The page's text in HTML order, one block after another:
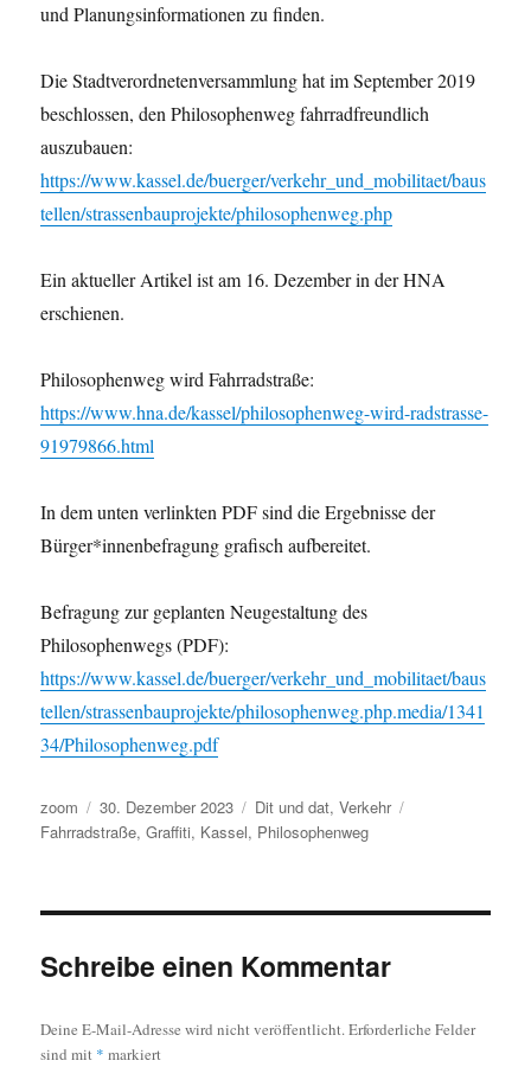
und Planungsinformationen zu finden.
Die Stadtverordnetenversammlung hat im September 2019
beschlossen, den Philosophenweg fahrradfreundlich
auszubauen:
https://www.kassel.de/buerger/verkehr_und_mobilitaet/baus
tellen/strassenbauprojekte/philosophenweg.php
Ein aktueller Artikel ist am 16. Dezember in der HNA
erschienen.
Philosophenweg wird Fahrradstraße:
https://www.hna.de/kassel/philosophenweg-wird-radstrasse-
91979866.html
In dem unten verlinkten PDF sind die Ergebnisse der
Bürger*innenbefragung grafisch aufbereitet.
Befragung zur geplanten Neugestaltung des
Philosophenwegs (PDF):
https://www.kassel.de/buerger/verkehr_und_mobilitaet/baus
tellen/strassenbauprojekte/philosophenweg.php.media/1341
34/Philosophenweg.pdf
Autor
zoom
Veröffentlicht
am
30. Dezember 2023 Kategorien
Dit und dat,Verkehr
Fahrradstraße,Graffiti, Kassel, Philosophenweg
Schreibe einen Kommentar
Deine E-Mail-Adresse wird nicht veröffentlicht.Erforderliche Felder
sind mit * markiert